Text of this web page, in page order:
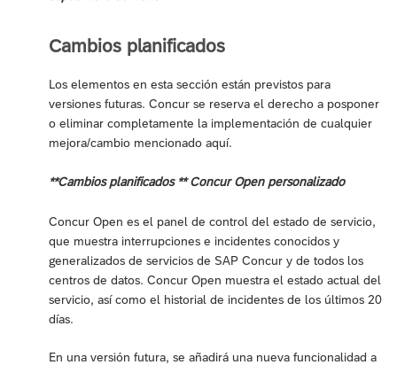
Cambios planificados
Los elementos en esta sección están previstos para
versiones futuras. Concur se reserva el derecho a posponer
o eliminar completamente la implementación de cualquier
mejora/cambio mencionado aquí.
**Cambios planificados ** Concur Open personalizado
Concur Open es el panel de control del estado de servicio,
que muestra interrupciones e incidentes conocidos y
generalizados de servicios de SAP Concur y de todos los
centros de datos. Concur Open muestra el estado actual del
servicio, así como el historial de incidentes de los últimos 20
días.
En una versión futura, se añadirá una nueva funcionalidad a